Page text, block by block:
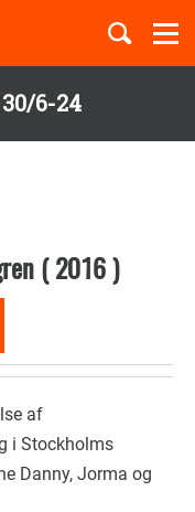
6-24
Temaer
(2016)
af
i Stockholms
Danny, Jorma og